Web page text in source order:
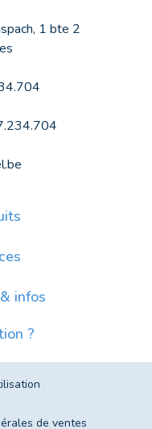
1 bte 2
des pellets de qualité
pellets ?
infos
prix du mazout en Belgique
?
de ventes